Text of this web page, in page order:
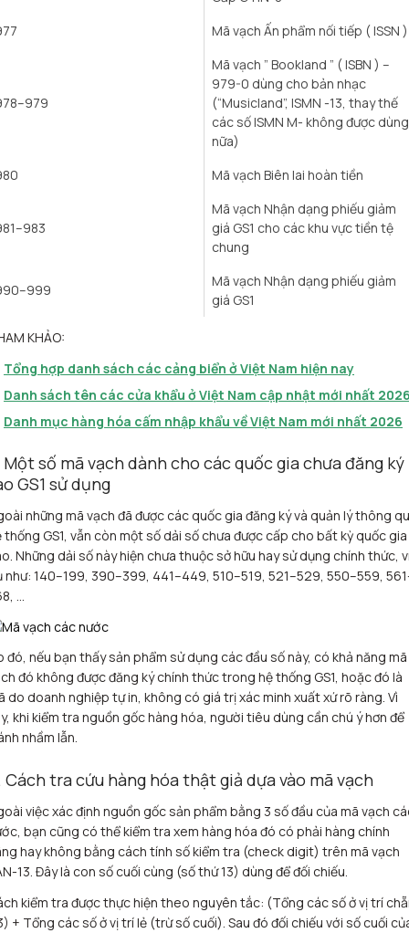
Mã vạch Ấn phẩm nối tiếp ( ISSN )
Mã vạch ” Bookland ” ( ISBN ) –
979-0 dùng cho bản nhạc
(“Musicland”, ISMN -13, thay thế
các số ISMN M- không được dùng
nữa)
Mã vạch Biên lai hoàn tiền
Mã vạch Nhận dạng phiếu giảm
giá GS1 cho các khu vực tiền tệ
chung
Mã vạch Nhận dạng phiếu giảm
giá GS1
KHẢO:
Tổng hợp danh sách các cảng biển ở Việt Nam hiện nay
Danh sách tên các cửa khẩu ở Việt Nam cập nhật mới nhất
Danh mục hàng hóa cấm nhập khẩu về Việt Nam mới nhất 2026
Một số mã vạch dành cho các quốc gia chưa đăng ký
GS1 sử dụng
những mã vạch đã được các quốc gia đăng ký và quản lý thông
thống GS1, vẫn còn một số dải số chưa được cấp cho bất kỳ quốc gia
Những dải số này hiện chưa thuộc sở hữu hay sử dụng chính thức,
như: 140–199, 390–399, 441–449, 510–519, 521–529, 550–559,
…
đó, nếu bạn thấy sản phẩm sử dụng các đầu số này, có khả năng mã
đó không được đăng ký chính thức trong hệ thống GS1, hoặc đó là
do doanh nghiệp tự in, không có giá trị xác minh xuất xứ rõ ràng. Vì
khi kiểm tra nguồn gốc hàng hóa, người tiêu dùng cần chú ý hơn để
nhầm lẫn.
Cách tra cứu hàng hóa thật giả dựa vào mã vạch
việc xác định nguồn gốc sản phẩm bằng 3 số đầu của mã vạch
bạn cũng có thể kiểm tra xem hàng hóa đó có phải hàng chính
hay không bằng cách tính số kiểm tra (check digit) trên mã vạch
13. Đây là con số cuối cùng (số thứ 13) dùng để đối chiếu.
kiểm tra được thực hiện theo nguyên tắc: (Tổng các số ở vị trí
+ Tổng các số ở vị trí lẻ (trừ số cuối). Sau đó đối chiếu với số cuối